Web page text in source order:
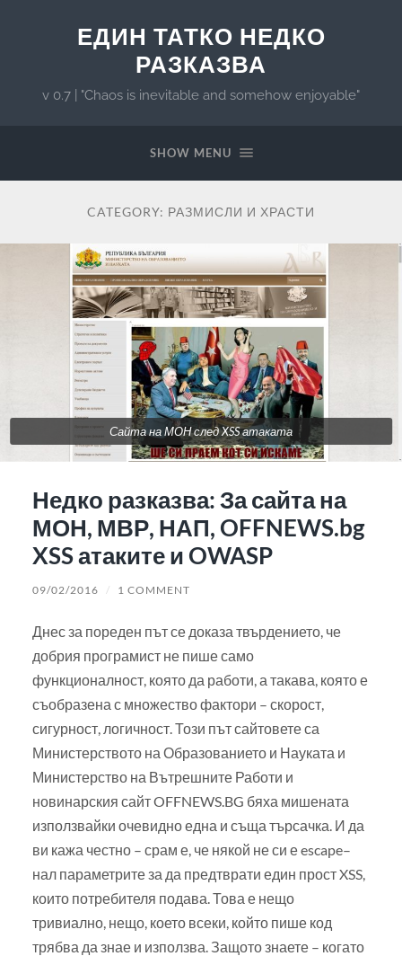
ЕДИН ТАТКО НЕДКО
РАЗКАЗВА
v 0.7 | "Chaos is inevitable and somehow enjoyable"
SHOW MENU
CATEGORY: РАЗМИСЛИ И ХРАСТИ
Сайта на МОН след XSS атаката
Недко разказва: За сайта на
МОН, МВР, НАП, OFFNEWS.bg
XSS атаките и OWASP
09/02/2016 / 1 COMMENT
Днес за пореден път се доказа твърдението, че
добрия програмист не пише само
функционалност, която да работи, а такава, която е
съобразена с множество фактори – скорост,
сигурност, логичност. Този път сайтовете са
Министерството на Образованието и Науката и
Министерство на Вътрешните Работи и
новинарския сайт OFFNEWS.BG бяха мишената
използвайки очевидно една и съща търсачка. И да
ви кажа честно – срам е, че някой не си е escape–
нал параметрите за да предтврати един прост XSS,
които потребителя подава. Това е нещо
тривиално, нещо, което всеки, който пише код
трябва да знае и използва. Защото знаете – когато